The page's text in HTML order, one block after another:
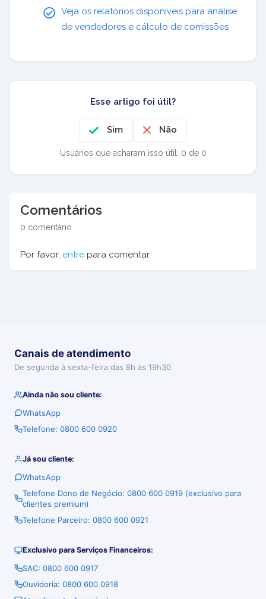
Veja os relatórios disponíveis para análise
de vendedores e cálculo de comissões
Esse artigo foi útil?
Sim Não
Usuários que acharam isso útil: 0 de 0
Comentários
0 comentário
Por favor, entre para comentar.
Canais de atendimento
De segunda à sexta-feira das 8h às 19h30
Ainda não sou cliente:
WhatsApp
Telefone: 0800 600 0920
Já sou cliente:
WhatsApp
Telefone Dono de Negócio: 0800 600 0919 (exclusivo para
clientes premium)
Telefone Parceiro: 0800 600 0921
Exclusivo para Serviços Financeiros:
SAC: 0800 600 0917
Ouvidoria: 0800 600 0918